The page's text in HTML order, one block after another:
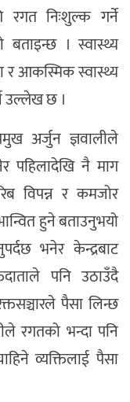
रगत निःशुल्क गर्ने
बताइन्छ । स्वास्थ्य
र आकस्मिक स्वास्थ्य
उल्लेख छ ।
अर्जुन ज्ञवालीले
पहिलादेखि नै माग
विपन्न र कमजोर
हुने बताउनुभयो
भनेर केन्द्रबाट
पनि उठाउँदै
पैसा लिन्छ
रगतको भन्दा पनि
व्यक्तिलाई पैसा